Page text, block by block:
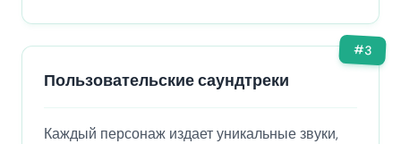
#3
Пользовательские саундтреки
Каждый персонаж издает уникальные звуки,